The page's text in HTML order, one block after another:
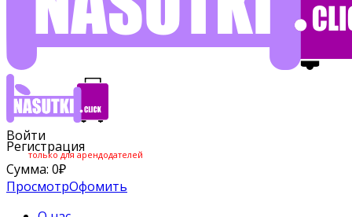
Войти
Регистрация
только для арендодателей
Сумма: 0₽
ПросмотрОфомить